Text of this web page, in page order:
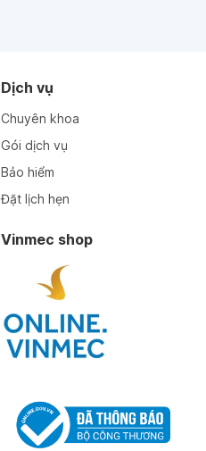
Dịch vụ
Chuyên khoa
Gói dịch vụ
Bảo hiểm
Đặt lịch hẹn
Vinmec shop